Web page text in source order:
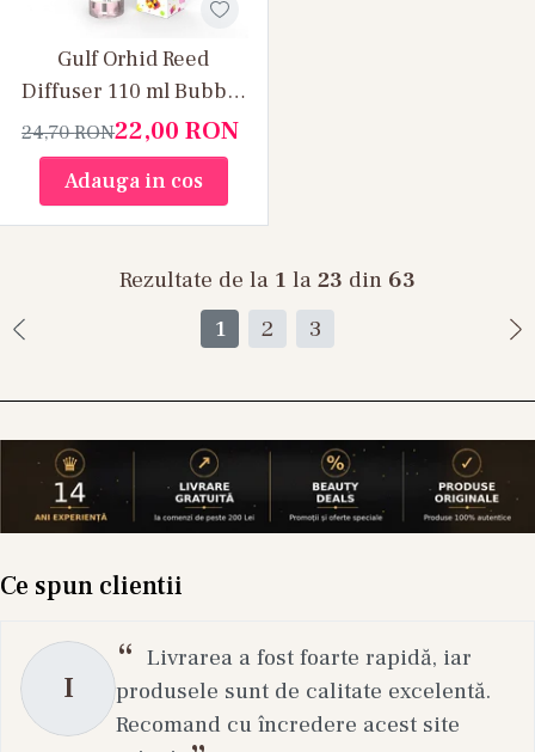
Gulf Orhid Reed
Diffuser 110 ml Bubble
Gum
22,00RON
24,70RON
Adauga in cos
Rezultate de la 1 la 23 din 63
1
2 3
Ce spun clientii
I
Livrarea a fost foarte rapidă, iar
produsele sunt de calitate excelentă.
Recomand cu încredere acest site